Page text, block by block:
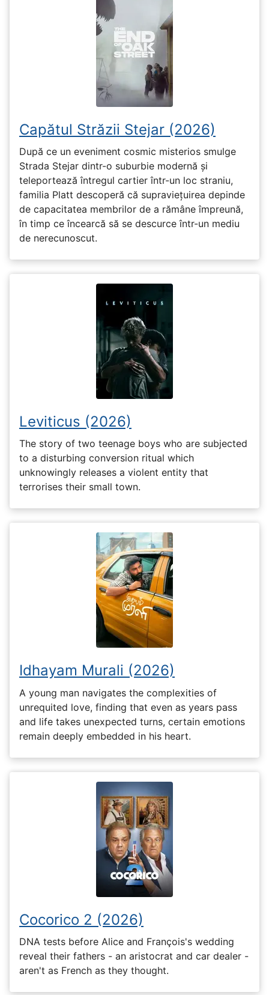
Capătul Străzii Stejar (2026)
După ce un eveniment cosmic misterios smulge
Strada Stejar dintr-o suburbie modernă și
teleportează întregul cartier într-un loc straniu,
familia Platt descoperă că supraviețuirea depinde
de capacitatea membrilor de a rămâne împreună,
în timp ce încearcă să se descurce într-un mediu
de nerecunoscut.
Leviticus (2026)
The story of two teenage boys who are subjected
to a disturbing conversion ritual which
unknowingly releases a violent entity that
terrorises their small town.
Idhayam Murali (2026)
A young man navigates the complexities of
unrequited love, finding that even as years pass
and life takes unexpected turns, certain emotions
remain deeply embedded in his heart.
Cocorico 2 (2026)
DNA tests before Alice and François's wedding
reveal their fathers - an aristocrat and car dealer -
aren't as French as they thought.